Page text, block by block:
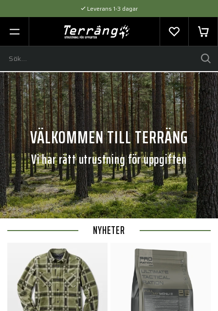
Leverans 1-3 dagar
Flexibel betalning med SVEA
Expertråd & Kvalitetsprodukter
VÄLKOMMEN TILL TERRÄNG
Vi har rätt utrustning för uppgiften
NYHETER